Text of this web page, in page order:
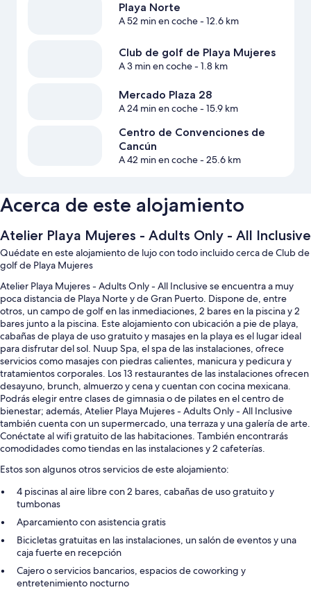
Playa Norte
A 52 min en coche- 12.6 km
Club de golf de Playa Mujeres
A 3 min en coche- 1.8 km
Mercado Plaza 28
A 24 min en coche- 15.9 km
Centro de Convenciones de
Cancún
A 42 min en coche- 25.6 km
Acerca de este alojamiento
Atelier Playa Mujeres - Adults Only - All Inclusive
Quédate en este alojamiento de lujo con todo incluido cerca de Club de
golf de Playa Mujeres
Atelier Playa Mujeres - Adults Only - All Inclusive se encuentra a muy
poca distancia de Playa Norte y de Gran Puerto. Dispone de, entre
otros, un campo de golf en las inmediaciones, 2 bares en la piscina y 2
bares junto a la piscina. Este alojamiento con ubicación a pie de playa,
cabañas de playa de uso gratuito y masajes en la playa es el lugar ideal
para disfrutar del sol. Nuup Spa, el spa de las instalaciones, ofrece
servicios como masajes con piedras calientes, manicura y pedicura y
tratamientos corporales. Los 13 restaurantes de las instalaciones ofrecen
desayuno, brunch, almuerzo y cena y cuentan con cocina mexicana.
Podrás elegir entre clases de gimnasia o de pilates en el centro de
bienestar; además, Atelier Playa Mujeres - Adults Only - All Inclusive
también cuenta con un supermercado, una terraza y una galería de arte.
Conéctate al wifi gratuito de las habitaciones. También encontrarás
comodidades como tiendas en las instalaciones y 2 cafeterías.
Estos son algunos otros servicios de este alojamiento:
4 piscinas al aire libre con 2 bares, cabañas de uso gratuito y
tumbonas
Aparcamiento con asistencia gratis
Bicicletas gratuitas en las instalaciones, un salón de eventos y una
caja fuerte en recepción
Cajero o servicios bancarios, espacios de coworking y
entretenimiento nocturno